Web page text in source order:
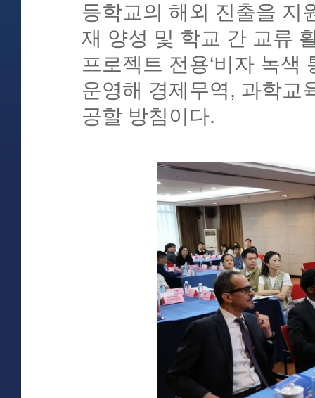
등학교의 해외 진출을 지
재 양성 및 학교 간 교류
프로젝트 전용‘비자 녹색
운영해 경제무역, 과학교
공할 방침이다.